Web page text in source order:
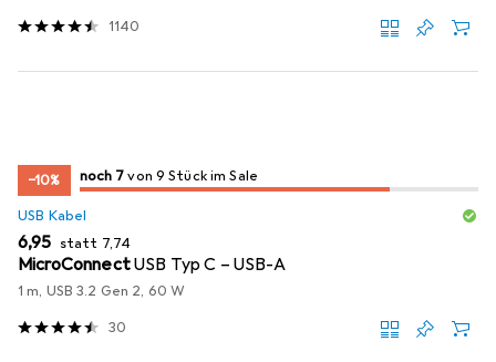
1140
−10% 7/ 9
7/ 9 im Sale
noch 7 von 9 Stück im Sale
USB Kabel
EUR
6,95 statt EUR
7,74
MicroConnectUSB Typ C – USB-A
1 m, USB 3.2 Gen 2, 60 W
30